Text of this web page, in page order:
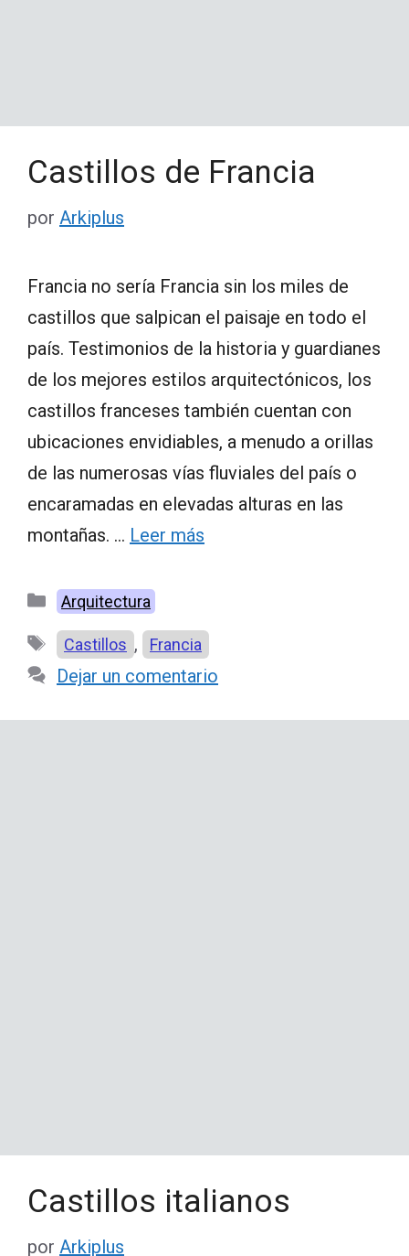
Castillos de Francia
por Arkiplus
Francia no sería Francia sin los miles de
castillos que salpican el paisaje en todo el
país. Testimonios de la historia y guardianes
de los mejores estilos arquitectónicos, los
castillos franceses también cuentan con
ubicaciones envidiables, a menudo a orillas
de las numerosas vías fluviales del país o
encaramadas en elevadas alturas en las
montañas. … Leer más
Categorías
Arquitectura
Etiquetas
Castillos , Francia
Dejar un comentario
Castillos italianos
por Arkiplus